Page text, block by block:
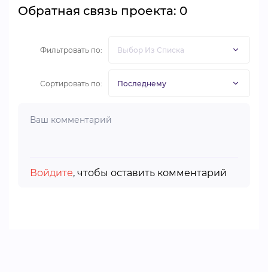
Обратная связь проекта: 0
Фильтровать по:
Сортировать по:
Войдите, чтобы оставить комментарий